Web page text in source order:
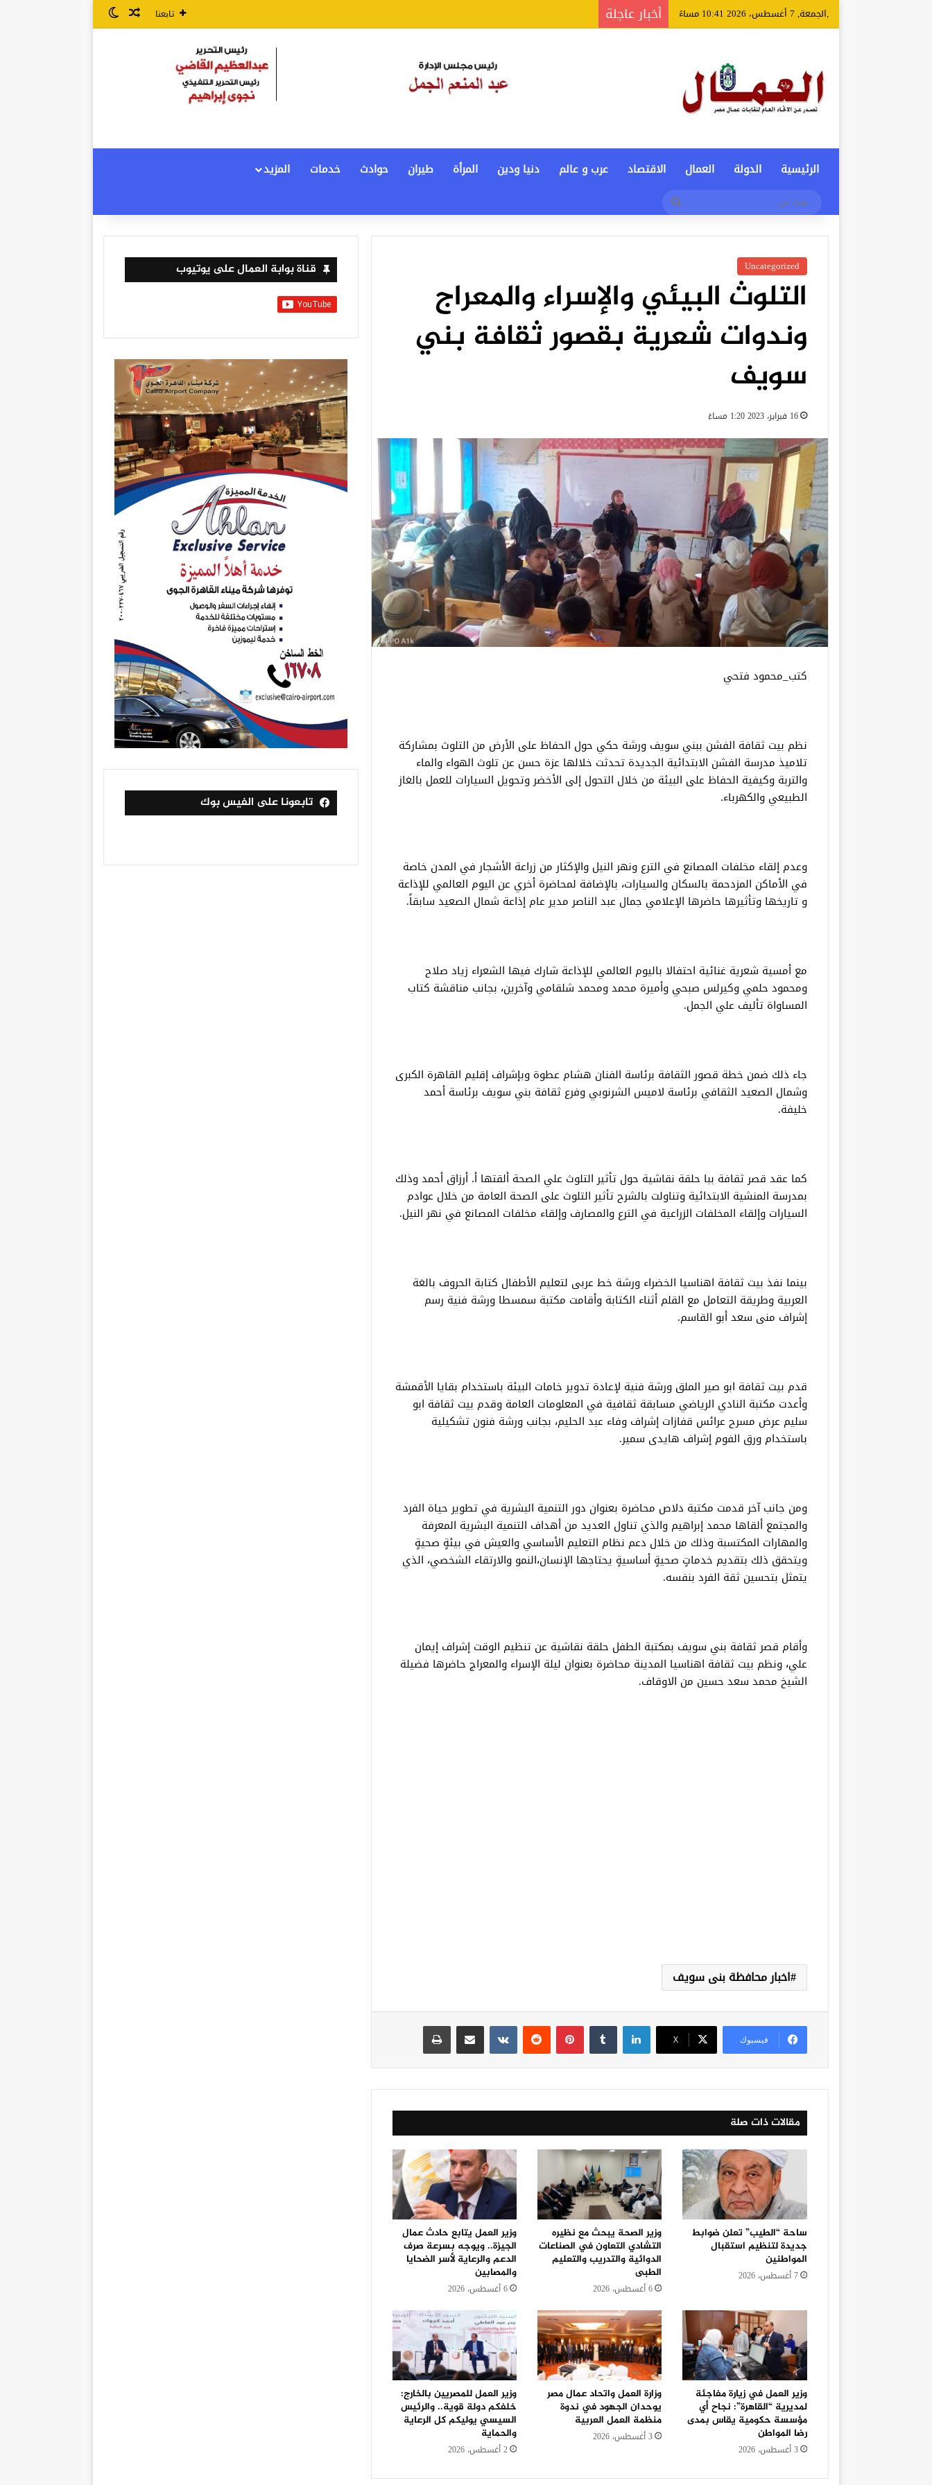
,الجمعة, 7 أغسطس، 2026 10:41 مساءً أخبار عاجلة تابعنا مقال عشوائي
الوضع المظلم
الرئيسية الدولة العمال الاقتصاد عرب و عالم دنيا ودين المرأة طيران حوادث خدمات
المزيد
Uncategorized
التلوث البيئي والإسراء والمعراج
وندوات شعرية بقصور ثقافة بني
سويف
16 فبراير، 2023 1:20 مساءً
كتب_محمود فتحي
نظم بيت ثقافة الفشن ببني سويف ورشة حكي حول الحفاظ على الأرض من التلوث بمشاركة
تلاميذ مدرسة الفشن الابتدائية الجديدة تحدثت خلالها عزة حسن عن تلوث الهواء والماء
والتربة وكيفية الحفاظ على البيئة من خلال التحول إلى الأخضر وتحويل السيارات للعمل بالغاز
الطبيعي والكهرباء.
وعدم إلقاء مخلفات المصانع في الترع ونهر النيل والإكثار من زراعة الأشجار في المدن خاصة
في الأماكن المزدحمة بالسكان والسيارات، بالإضافة لمحاضرة أخري عن اليوم العالمي للإذاعة
و تاريخها وتأثيرها حاضرها الإعلامي جمال عبد الناصر مدير عام إذاعة شمال الصعيد سابقاً.
مع أمسية شعرية غنائية احتفالا باليوم العالمي للإذاعة شارك فيها الشعراء زياد صلاح
ومحمود حلمي وكيرلس صبحي وأميرة محمد ومحمد شلقامي وآخرين، بجانب مناقشة كتاب
المساواة تأليف علي الجمل.
جاء ذلك ضمن خطة قصور الثقافة برئاسة الفنان هشام عطوة وبإشراف إقليم القاهرة الكبرى
وشمال الصعيد الثقافي برئاسة لاميس الشرنوبي وفرع ثقافة بني سويف برئاسة أحمد
خليفة.
كما عقد قصر ثقافة ببا حلقة نقاشية حول تأثير التلوث علي الصحة ألقتها أ. أرزاق أحمد وذلك
بمدرسة المنشية الابتدائية وتناولت بالشرح تأثير التلوث على الصحة العامة من خلال عوادم
السيارات وإلقاء المخلفات الزراعية في الترع والمصارف وإلقاء مخلفات المصانع في نهر النيل.
بينما نفذ بيت ثقافة اهناسيا الخضراء ورشة خط عربى لتعليم الأطفال كتابة الحروف بالغة
العربية وطريقة التعامل مع القلم أثناء الكتابة وأقامت مكتبة سمسطا ورشة فنية رسم
إشراف منى سعد أبو القاسم.
قدم بيت ثقافة ابو صير الملق ورشة فنية لإعادة تدوير خامات البيئة باستخدام بقايا الأقمشة
وأعدت مكتبة النادي الرياضي مسابقة ثقافية في المعلومات العامة وقدم بيت ثقافة ابو
سليم عرض مسرح عرائس قفازات إشراف وفاء عبد الحليم، بجانب ورشة فنون تشكيلية
باستخدام ورق الفوم إشراف هايدى سمير.
ومن جانب آخر قدمت مكتبة دلاص محاضرة بعنوان دور التنمية البشرية في تطوير حياة الفرد
والمجتمع ألقاها محمد إبراهيم والذي تناول العديد من أهداف التنمية البشرية المعرفة
والمهارات المكتسبة وذلك من خلال دعم نظام التعليم الأساسي والعيش في بيئةٍ صحيةٍ
ويتحقق ذلك بتقديم خدماتٍ صحيةٍ أساسيةٍ يحتاجها الإنسان،النمو والارتقاء الشخصي، الذي
يتمثل بتحسين ثقة الفرد بنفسه.
وأقام قصر ثقافة بني سويف بمكتبة الطفل حلقة نقاشية عن تنظيم الوقت إشراف إيمان
علي، ونظم بيت ثقافة اهناسيا المدينة محاضرة بعنوان ليلة الإسراء والمعراج حاضرها فضيلة
الشيخ محمد سعد حسين من الاوقاف.
اخبار محافظة بنى سويف
فيسبوك ‫X
لينكدإن بينتيريست
مقالات ذات صلة
ساحة “الطيب” تعلن ضوابط
جديدة لتنظيم استقبال
المواطنين
7 أغسطس، 2026
وزير الصحة يبحث مع نظيره
التشادي التعاون في الصناعات
الدوائية والتدريب والتعليم
الطبى
6 أغسطس، 2026
وزير العمل يتابع حادث عمال
الجيزة.. ويوجه بسرعة صرف
الدعم والرعاية لأسر الضحايا
والمصابين
6 أغسطس، 2026
وزير العمل في زيارة مفاجئة
لمديرية “القاهرة”: نجاح أي
مؤسسة حكومية يقاس بمدى
رضا المواطن
3 أغسطس، 2026
وزارة العمل واتحاد عمال مصر
يوحدان الجهود في ندوة
منظمة العمل العربية
3 أغسطس، 2026
وزير العمل للمصريين بالخارج:
خلفكم دولة قوية.. والرئيس
السيسي يوليكم كل الرعاية
والحماية
2 أغسطس، 2026
قناة بوابة العمال على يوتيوب
تابعونا على الفيس بوك